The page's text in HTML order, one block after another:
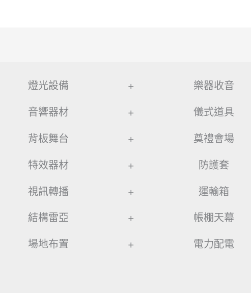
燈光設備 +
音響器材 +
背板舞台 +
特效器材 +
視訊轉播 +
結構雷亞 +
場地布置 +
樂器收音
儀式道具
奠禮會場
防護套
運輸箱
帳棚天幕
電力配電